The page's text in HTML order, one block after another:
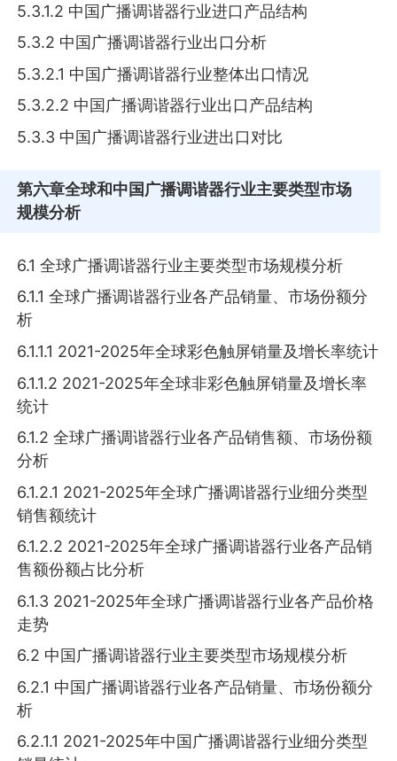
5.3.1.2 中国广播调谐器行业进口产品结构
5.3.2 中国广播调谐器行业出口分析
5.3.2.1 中国广播调谐器行业整体出口情况
5.3.2.2 中国广播调谐器行业出口产品结构
5.3.3 中国广播调谐器行业进出口对比
第六章全球和中国广播调谐器行业主要类型市场
规模分析
6.1 全球广播调谐器行业主要类型市场规模分析
6.1.1 全球广播调谐器行业各产品销量、市场份额分
析
6.1.1.1 2021-2025年全球彩色触屏销量及增长率统计
6.1.1.2 2021-2025年全球非彩色触屏销量及增长率
统计
6.1.2 全球广播调谐器行业各产品销售额、市场份额
分析
6.1.2.1 2021-2025年全球广播调谐器行业细分类型
销售额统计
6.1.2.2 2021-2025年全球广播调谐器行业各产品销
售额份额占比分析
6.1.3 2021-2025年全球广播调谐器行业各产品价格
走势
6.2 中国广播调谐器行业主要类型市场规模分析
6.2.1 中国广播调谐器行业各产品销量、市场份额分
析
6.2.1.1 2021-2025年中国广播调谐器行业细分类型